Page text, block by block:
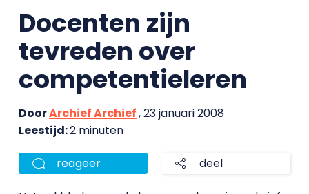
Docenten zijn
tevreden over
competentieleren
DoorArchief Archief, 23 januari 2008
Leestijd:2 minuten
reageer deel